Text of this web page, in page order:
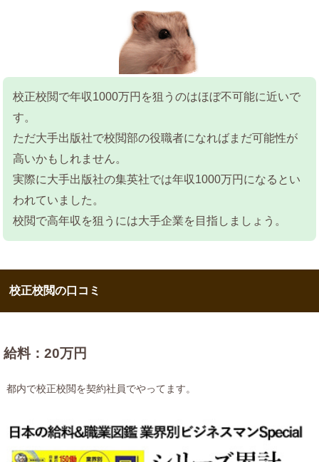
校正校閲で年収1000万円を狙うのはほぼ不可能に近いで
す。
ただ大手出版社で校閲部の役職者になればまだ可能性が
高いかもしれません。
実際に大手出版社の集英社では年収1000万円になるとい
われていました。
校閲で高年収を狙うには大手企業を目指しましょう。
校正校閲の口コミ
給料：20万円
都内で校正校閲を契約社員でやってます。